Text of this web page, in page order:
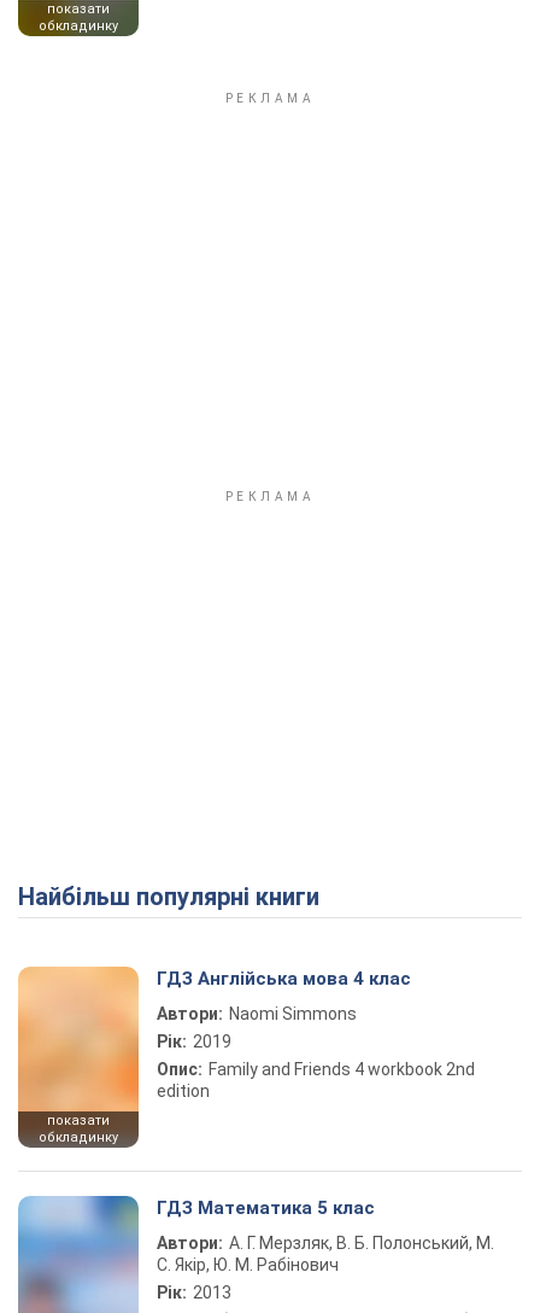
показати
обкладинку
Найбільш популярні книги
показати
обкладинку
ГДЗ Англійська мова 4 клас
Автори: Naomi Simmons
Рік: 2019
Опис: Family and Friends 4 workbook 2nd
edition
ГДЗ Математика 5 клас
Автори: А. Г. Мерзляк, В. Б. Полонський, М.
С. Якір, Ю. М. Рабінович
Рік: 2013